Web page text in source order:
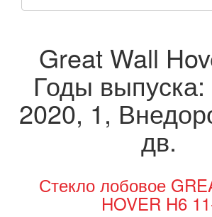
Great Wall
Годы
2020, 1,
дв.
Стекло лобовое
HOVER H6